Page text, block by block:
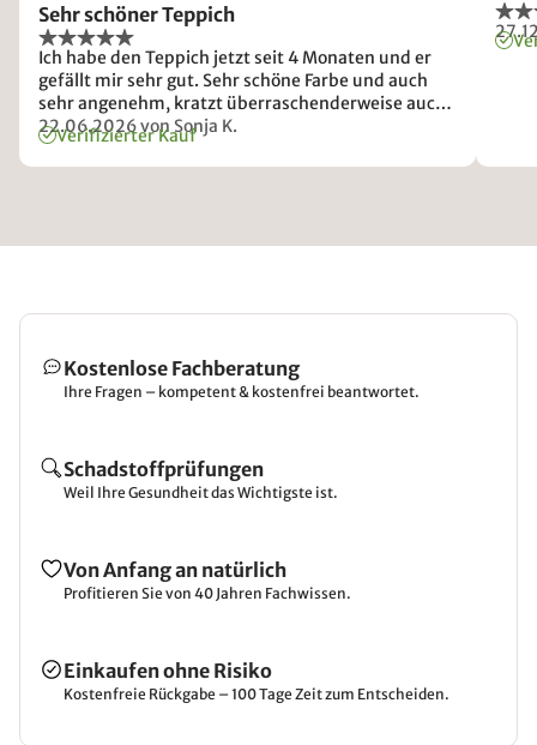
Sehr schöner Teppich
Ich habe den Teppich jetzt seit 4 Monaten und er
gefällt mir sehr gut. Sehr schöne Farbe und auch
sehr angenehm, kratzt überraschenderweise auch
gar nicht auf der Haut, wenn man sich mal
drauflegt :-)
22.06.2026von Sonja K.
Verifizierter Kauf
Kostenlose Fachberatung
Ihre Fragen – kompetent & kostenfrei beantwortet.
Schadstoffprüfungen
Weil Ihre Gesundheit das Wichtigste ist.
Von Anfang an natürlich
Profitieren Sie von 40 Jahren Fachwissen.
Einkaufen ohne Risiko
Kostenfreie Rückgabe – 100 Tage Zeit zum Entscheiden.